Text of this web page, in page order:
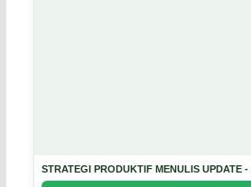
STRATEGI PRODUKTIF MENULIS UPDATE